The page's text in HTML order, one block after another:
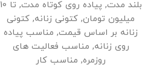
بلند مدت, پیاده روی کوتاه مدت,
تا 10
میلیون تومان, کتونی زنانه, کتونی
زنانه بر اساس قیمت, مناسب پیاده
روی زنانه, مناسب فعالیت های
روزمره, مناسب کار